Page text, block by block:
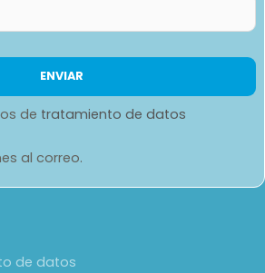
de tratamiento de datos
al correo.
de datos